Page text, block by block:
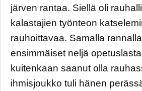
järven rantaa. Siellä oli
kalastajien työnteon
rauhoittavaa. Samalla
ensimmäiset neljä
kuitenkaan saanut olla
ihmisjoukko tuli hänen